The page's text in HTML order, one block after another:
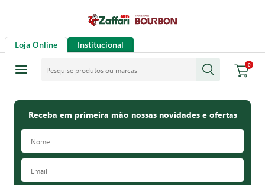
Loja Online Institucional
0
Receba em primeira mão nossas novidades e ofertas